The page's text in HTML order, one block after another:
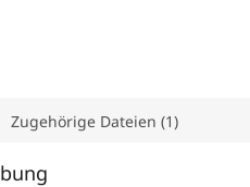
Zugehörige Dateien (1)